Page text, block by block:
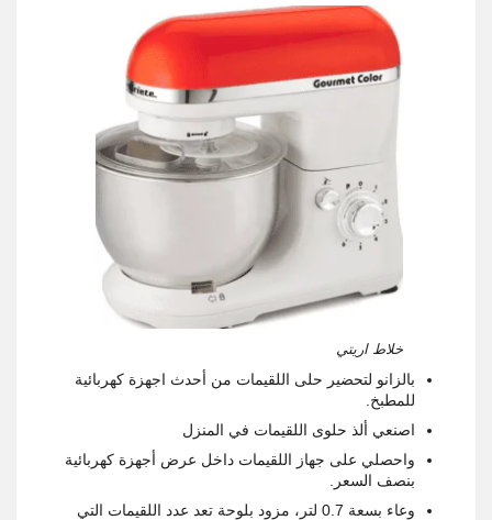
خلاط اريتي
بالزانو لتحضير حلى اللقيمات من أحدث اجهزة كهربائية
للمطبخ.
اصنعي ألذ حلوى اللقيمات في المنزل
واحصلي على جهاز اللقيمات داخل عرض أجهزة كهربائية
بنصف السعر.
وعاء بسعة 0.7 لتر، مزود بلوحة تعد عدد اللقيمات التي